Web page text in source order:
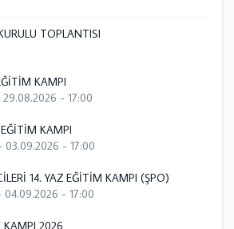
TOPLANTISI
KAMPI
29.08.2026 - 17:00
KAMPI
03.09.2026 - 17:00
14. YAZ EĞİTİM KAMPI (ŞPO)
04.09.2026 - 17:00
KAMPI 2026